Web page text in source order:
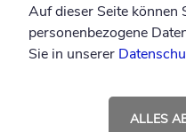
Auf
Josef Schuster sprach
Auf dieser Seite können
personenbezogene
Sie in unserer
ALLES